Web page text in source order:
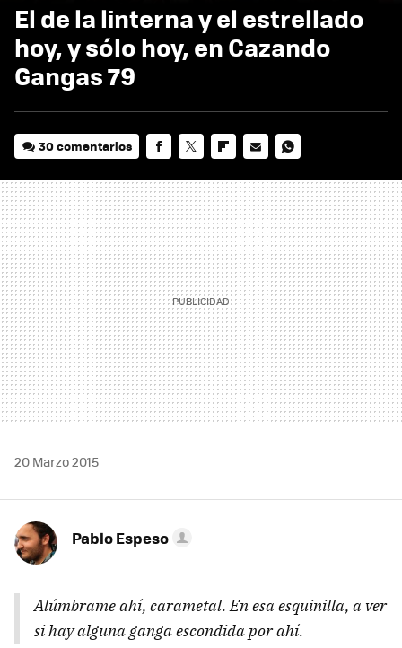
El de la linterna y el estrellado
hoy, y sólo hoy, en Cazando
Gangas 79
30 comentarios
MAIL
20 Marzo 2015
Pablo Espeso
Alúmbrame ahí, carametal. En esa esquinilla, a ver
si hay alguna ganga escondida por ahí.